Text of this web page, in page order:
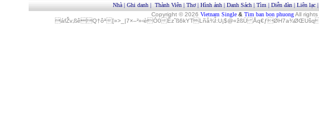
Nhà | Ghi danh | Thành Viên | Thơ| Hình ảnh | Danh Sách | Tìm | Diễn đàn | Liên lạc |
Copyright © 2026 Vietnam Single& Tim ban bon phuong All rights
áfŽv‚ßêQ†ôª[»>_|7×–²»‹èÓ0Èz˜ß6kYTLñå¾Î:U¡$@«žßÜ